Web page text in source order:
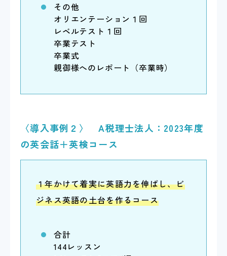
その他
オリエンテーション１回
レベルテスト１回
卒業テスト
卒業式
親御様へのレポート（卒業時）
〈導入事例２〉 A税理士法人：2023年度
の英会話＋英検コース
１年かけて着実に英語力を伸ばし、ビ
ジネス英語の土台を作るコース
合計
144レッスン